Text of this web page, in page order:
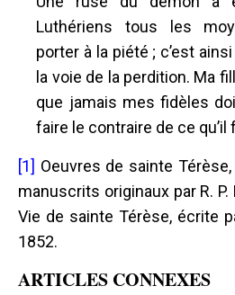
Luthériens tous les
porter à la piété ; c’est
la voie de la perdition. Ma
que jamais mes fidèles
faire le contraire de ce qu’il
[1] Oeuvres de sainte
manuscrits originaux par R.
Vie de sainte Térèse, écrite
1852.
ARTICLES CONNEXES